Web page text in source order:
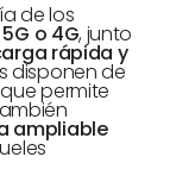
de los
o 4G, junto
rápida y
disponen de
permite
ampliable